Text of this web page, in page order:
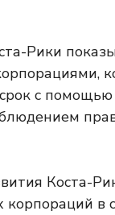
Рики
с помощью
Коста-
корпораций в